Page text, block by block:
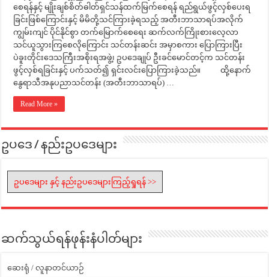
စေရန်နှင့် မျိုးချစ်စိတ်ဓါတ်ရှင်သန်ထက်မြက်စေရန် ရည်ရွယ်ဖွင့်လှစ်ပေးရ
ခြင်းဖြစ်ကြောင်းနှင့် မိမိတို့သင်ကြားခဲ့ရသည့် အတီးဘာသာရပ်အလိုက်
ကျွမ်းကျင် ပိုင်နိုင်စွာ တက်မြောက်စေရေး ဆက်လက်ကြိုးစားလေ့လာ
သင်ယူသွားကြစေလိုကြောင်း သင်တန်းဆင်း အမှာစကား ပြောကြားပြီး
ပဲခူးတိုင်းဒေသကြီးအစိုးရအဖွဲ့၊ ဥပဒေချုပ် ဦးခင်‌မောင်တင့်က သင်တန်း
ဖွင့်လှစ်ရခြင်းနှင့် ပက်သတ်၍ ရှင်းလင်းပြောကြားခဲ့သည်။ ထို့နောက်
နွေရာသီအနုပညာသင်တန်း (အတီးဘာသာရပ်) …
Read More »
ဥပဒေ / နည်းဥပဒေများ
ဥပဒေများ နှင့် နည်းဥပဒေများကြည့်ရှုရန် >>
ဆက်သွယ်ရန်ဖုန်းနံပါတ်များ
ဆေးရုံ / လူနာတင်ယာဉ်